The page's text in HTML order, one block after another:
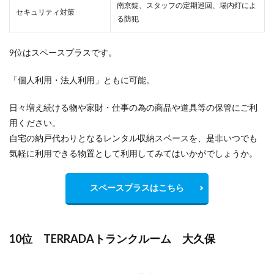
セキュリティ対策
南京錠、スタッフの定期巡回、場内灯によ
る防犯
9位はスペースプラスです。
「個人利用・法人利用」ともに可能。
日々増え続ける物や家財・仕事の為の商品や道具等の保管にご利
用ください。
自宅の納戸代わりとなるレンタル収納スペースを、是非いつでも
気軽に利用できる物置として利用してみてはいかがでしょうか。
スペースプラスはこちら
10位 TERRADAトランクルーム 大久保